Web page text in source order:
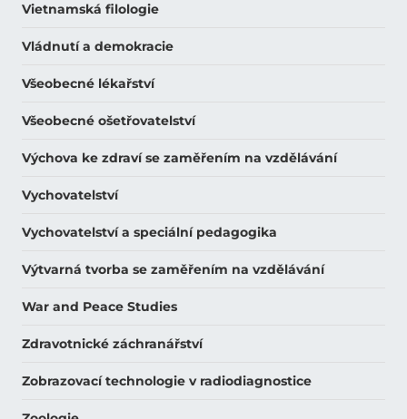
Vietnamská filologie
Vládnutí a demokracie
Všeobecné lékařství
Všeobecné ošetřovatelství
Výchova ke zdraví se zaměřením na vzdělávání
Vychovatelství
Vychovatelství a speciální pedagogika
Výtvarná tvorba se zaměřením na vzdělávání
War and Peace Studies
Zdravotnické záchranářství
Zobrazovací technologie v radiodiagnostice